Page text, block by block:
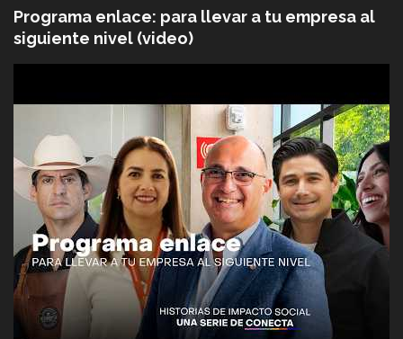
Programa enlace: para llevar a tu empresa al
siguiente nivel (video)